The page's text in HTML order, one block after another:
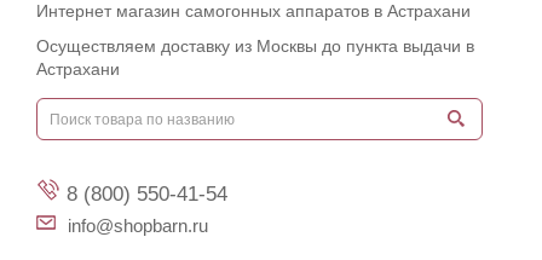
Интернет магазин самогонных аппаратов в Астрахани
Осуществляем доставку из Москвы до пункта выдачи в
Астрахани
8 (800) 550-41-54
info@shopbarn.ru